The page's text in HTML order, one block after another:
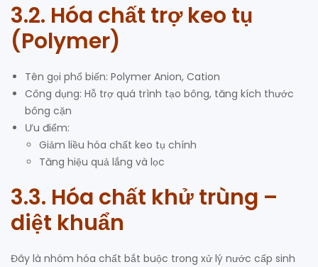
3.2. Hóa chất trợ keo tụ
(Polymer)
Tên gọi phổ biến: Polymer Anion, Cation
Công dụng: Hỗ trợ quá trình tạo bông, tăng kích thước
bông cặn
Ưu điểm:
Giảm liều hóa chất keo tụ chính
Tăng hiệu quả lắng và lọc
3.3. Hóa chất khử trùng –
diệt khuẩn
Đây là nhóm hóa chất bắt buộc trong xử lý nước cấp sinh